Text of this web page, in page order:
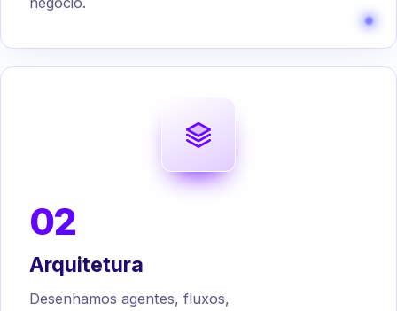
02
Arquitetura
Desenhamos agentes, fluxos,